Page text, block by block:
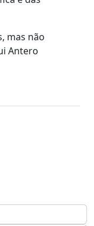
mas não
Antero